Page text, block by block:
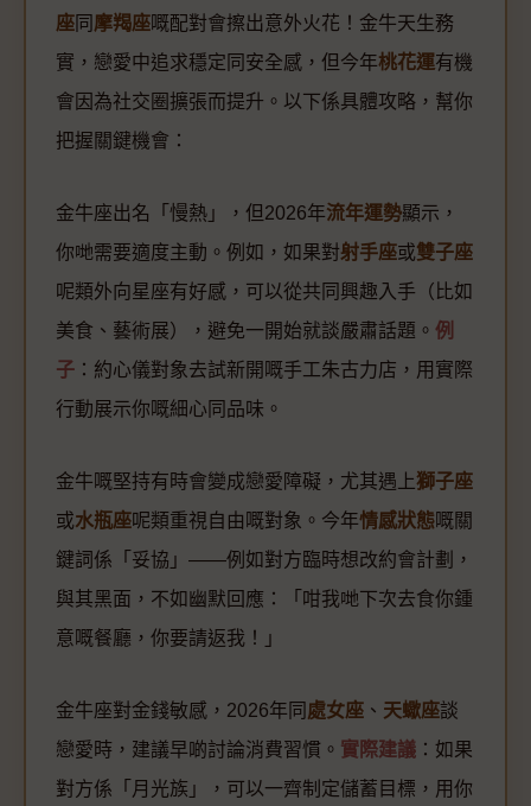
座 同 摩羯座嘅配對會擦出意外火花！金牛天生務
實，戀愛中追求穩定同安全感，但今年桃花運有機
會因為社交圈擴張而提升。以下係具體攻略，幫你
把握關鍵機會：
金牛座出名「慢熱」，但2026年流年運勢顯示，
你哋需要適度主動。例如，如果對射手座或雙子座
呢類外向星座有好感，可以從共同興趣入手（比如
美食、藝術展），避免一開始就談嚴肅話題。 例
子 ：約心儀對象去試新開嘅手工朱古力店，用實際
行動展示你嘅細心同品味。
金牛嘅堅持有時會變成戀愛障礙，尤其遇上獅子座
或水瓶座呢類重視自由嘅對象。今年情感狀態嘅關
鍵詞係「妥協」——例如對方臨時想改約會計劃，
與其黑面，不如幽默回應：「咁我哋下次去食你鍾
意嘅餐廳，你要請返我！」
金牛座對金錢敏感，2026年同 處女座 、 天蠍座談
戀愛時，建議早啲討論消費習慣。 實際建議 ：如果
對方係「月光族」，可以一齊制定儲蓄目標，用你